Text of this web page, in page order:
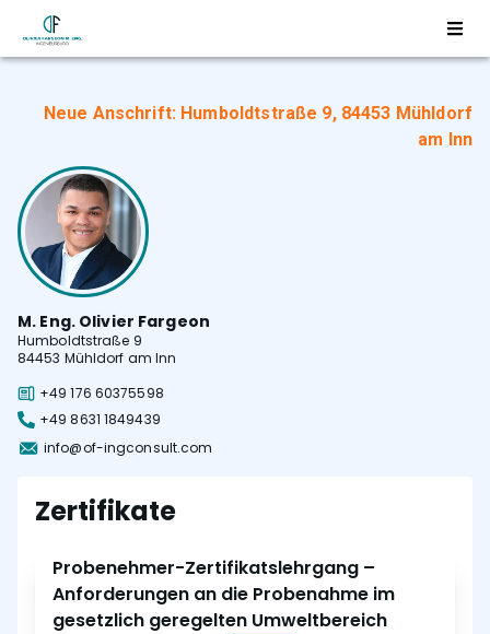
Neue Anschrift: Humboldtstraße 9, 84453 Mühldorf
am Inn
M. Eng. Olivier Fargeon
Humboldtstraße 9
84453 Mühldorf am Inn
+49 176 60375598
+49 8631 1849439
info@of-ingconsult.com
Zertifikate
Probenehmer-Zertifikatslehrgang –
Anforderungen an die Probenahme im
gesetzlich geregelten Umweltbereich